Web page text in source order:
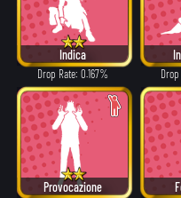
Indica
Drop Rate: 0.167%
Provocazione